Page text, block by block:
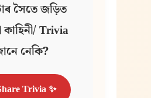
সৈতে জড়িত
Trivia
নেকি?
Trivia ✨